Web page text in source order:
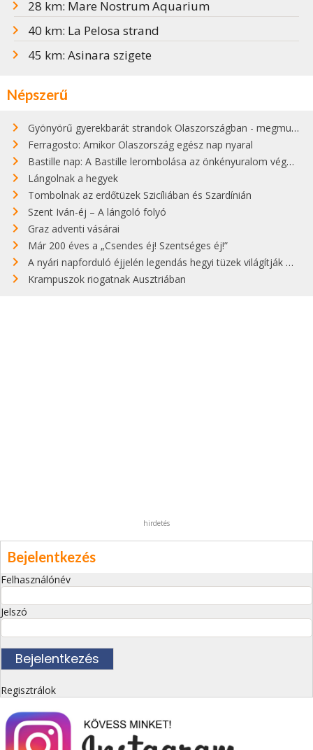
28 km: Mare Nostrum Aquarium
40 km: La Pelosa strand
45 km: Asinara szigete
Népszerű
Gyönyörű gyerekbarát strandok Olaszországban - megmutatjuk a 15 legjobbat
Ferragosto: Amikor Olaszország egész nap nyaral
Bastille nap: A Bastille lerombolása az önkényuralom végét jelentette
Lángolnak a hegyek
Tombolnak az erdőtüzek Szicíliában és Szardínián
Szent Iván-éj – A lángoló folyó
Graz adventi vásárai
Már 200 éves a „Csendes éj! Szentséges éj!”
A nyári napforduló éjjelén legendás hegyi tüzek világítják meg Zugspitzét
Krampuszok riogatnak Ausztriában
hirdetés
Bejelentkezés
Felhasználónév
Jelszó
Regisztrálok